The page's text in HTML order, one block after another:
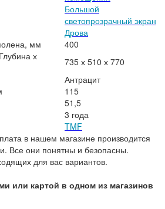
Большой
светопрозрачный экран
Дрова
мм
400
х
735 х 510 х 770
Антрацит
115
51,5
3 года
TMF
в нашем магазине производится
Все они понятны и безопасны.
для вас вариантов.
или картой в одном из магазинов